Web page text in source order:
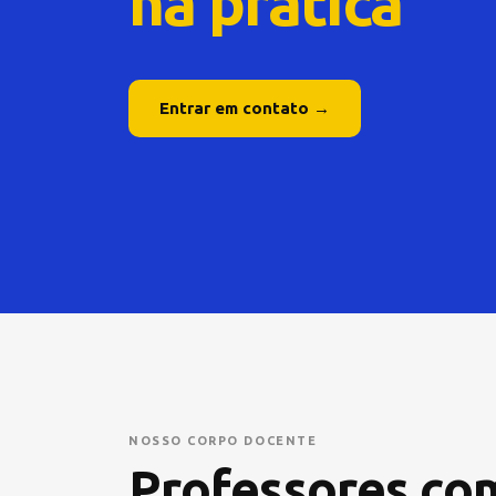
Entrar em contato →
NOSSO CORPO DOCENTE